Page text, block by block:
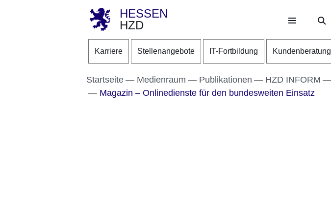
Direkt zum Kopf der Seite
Direkt zum Inhalt
Direkt zum Fuß der Seite
HESSEN
HZD
Karriere Stellenangebote IT-Fortbildung Kundenberatung
Startseite Medienraum Publikationen HZD INFORM
Magazin – Onlinedienste für den bundesweiten Einsatz